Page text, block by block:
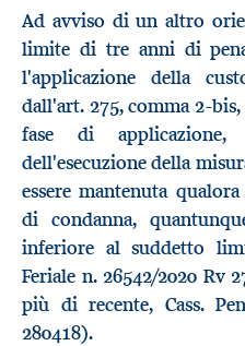
Ad avviso di un altro
limite di tre anni di
l'applicazione della
dall'art. 275, comma 2-
fase di
dell'esecuzione della
essere mantenuta
di condanna,
inferiore al suddetto
Feriale n. 26542/2020 Rv
più di recente, Cass.
280418).